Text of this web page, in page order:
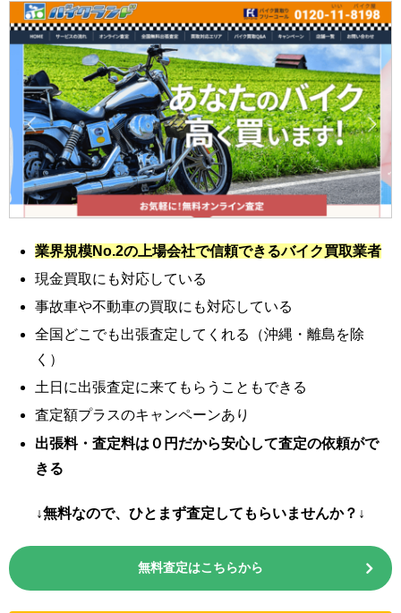
業界規模No.2の上場会社で信頼できるバイク買取業者
現金買取にも対応している
事故車や不動車の買取にも対応している
全国どこでも出張査定してくれる（沖縄・離島を除
く）
土日に出張査定に来てもらうこともできる
査定額プラスのキャンペーンあり
出張料・査定料は０円だから安心して査定の依頼がで
きる
↓無料なので、ひとまず査定してもらいませんか？↓
無料査定はこちらから